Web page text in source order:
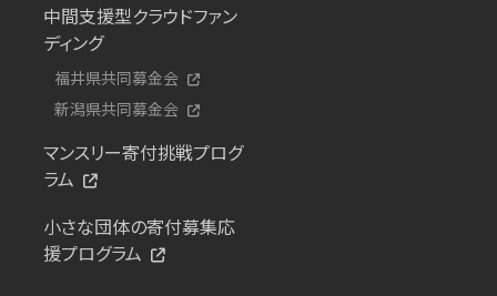
中間支援型クラウドファン
ディング
福井県共同募金会
新潟県共同募金会
マンスリー寄付挑戦プログ
ラム
小さな団体の寄付募集応
援プログラム